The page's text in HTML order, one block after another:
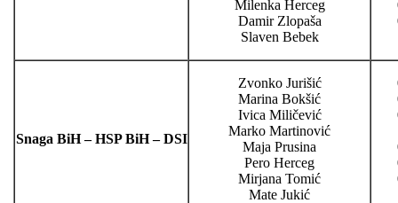
Milenka Herceg
Damir Zlopaša
Slaven Bebek
Snaga BiH – HSP BiH – DSI
Zvonko Jurišić
Marina Bokšić
Ivica Miličević
Marko Martinović
Maja Prusina
Pero Herceg
Mirjana Tomić
Mate Jukić